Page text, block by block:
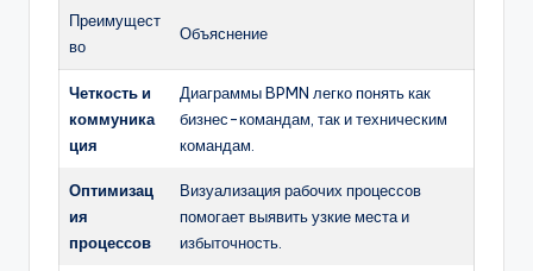
Преимущест
во
Объяснение
Четкость и
коммуника
ция
Диаграммы BPMN легко понять как
бизнес-командам, так и техническим
командам.
Оптимизац
ия
процессов
Визуализация рабочих процессов
помогает выявить узкие места и
избыточность.